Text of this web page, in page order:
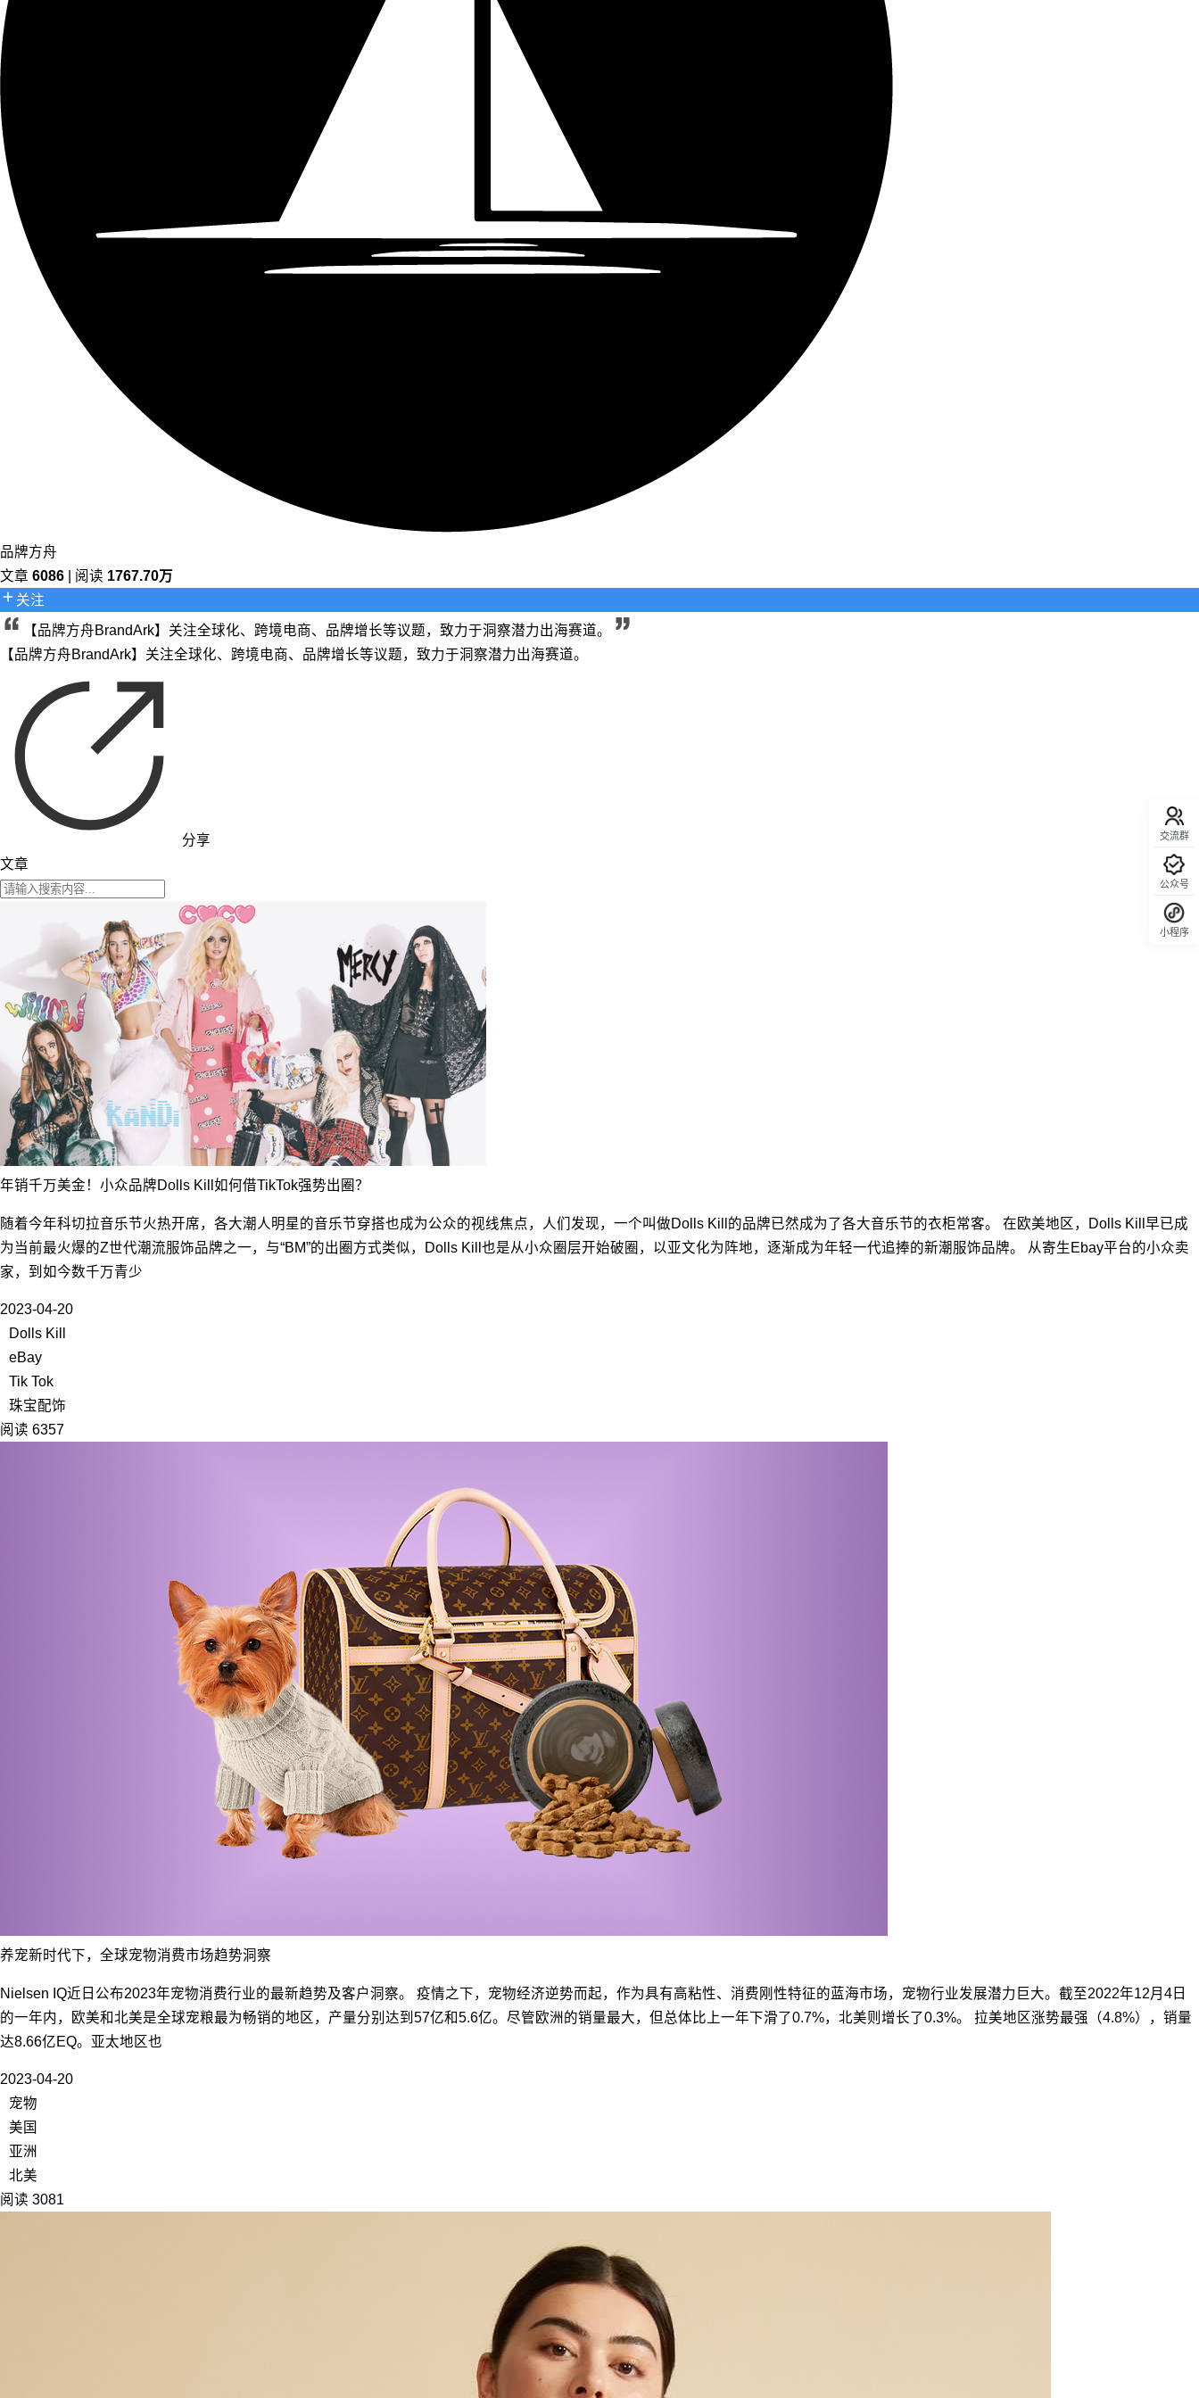
品牌方舟
文章 6086 | 阅读 1767.70万
关注
【品牌方舟BrandArk】关注全球化、跨境电商、品牌增长等议题，致力于洞察潜力出海赛道。
【品牌方舟BrandArk】关注全球化、跨境电商、品牌增长等议题，致力于洞察潜力出海赛道。
分享
文章
年销千万美金！小众品牌Dolls Kill如何借TikTok强势出圈？
随着今年科切拉音乐节火热开席，各大潮人明星的音乐节穿搭也成为公众的视线焦点，人们发现，一个叫做Dolls Kill的品牌已然成为了各大音乐节的衣柜常客。 在欧美地区，Dolls Kill早已成
为当前最火爆的Z世代潮流服饰品牌之一，与“BM”的出圈方式类似，Dolls Kill也是从小众圈层开始破圈，以亚文化为阵地，逐渐成为年轻一代追捧的新潮服饰品牌。 从寄生Ebay平台的小众卖
家，到如今数千万青少
2023-04-20
Dolls Kill
eBay
Tik Tok
珠宝配饰
阅读 6357
养宠新时代下，全球宠物消费市场趋势洞察
Nielsen IQ近日公布2023年宠物消费行业的最新趋势及客户洞察。 疫情之下，宠物经济逆势而起，作为具有高粘性、消费刚性特征的蓝海市场，宠物行业发展潜力巨大。截至2022年12月4日
的一年内，欧美和北美是全球宠粮最为畅销的地区，产量分别达到57亿和5.6亿。尽管欧洲的销量最大，但总体比上一年下滑了0.7%，北美则增长了0.3%。 拉美地区涨势最强（4.8%），销量
达8.66亿EQ。亚太地区也
2023-04-20
宠物
美国
亚洲
北美
阅读 3081
交流群
公众号
小程序